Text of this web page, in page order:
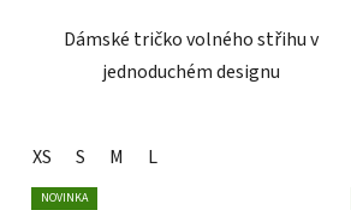
Dámské tričko volného střihu v
jednoduchém designu
XS S M L
NOVINKA